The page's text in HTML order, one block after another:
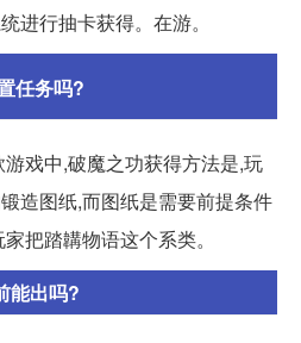
进行抽卡获得。在游。
任务吗?
戏中,破魔之功获得方法是,玩
造图纸,而图纸是需要前提条件
把踏韝物语这个系类。
能出吗?